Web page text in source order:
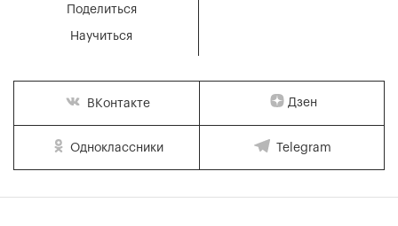
Поделиться
Научиться
ВКонтакте Дзен
Одноклассники Telegram